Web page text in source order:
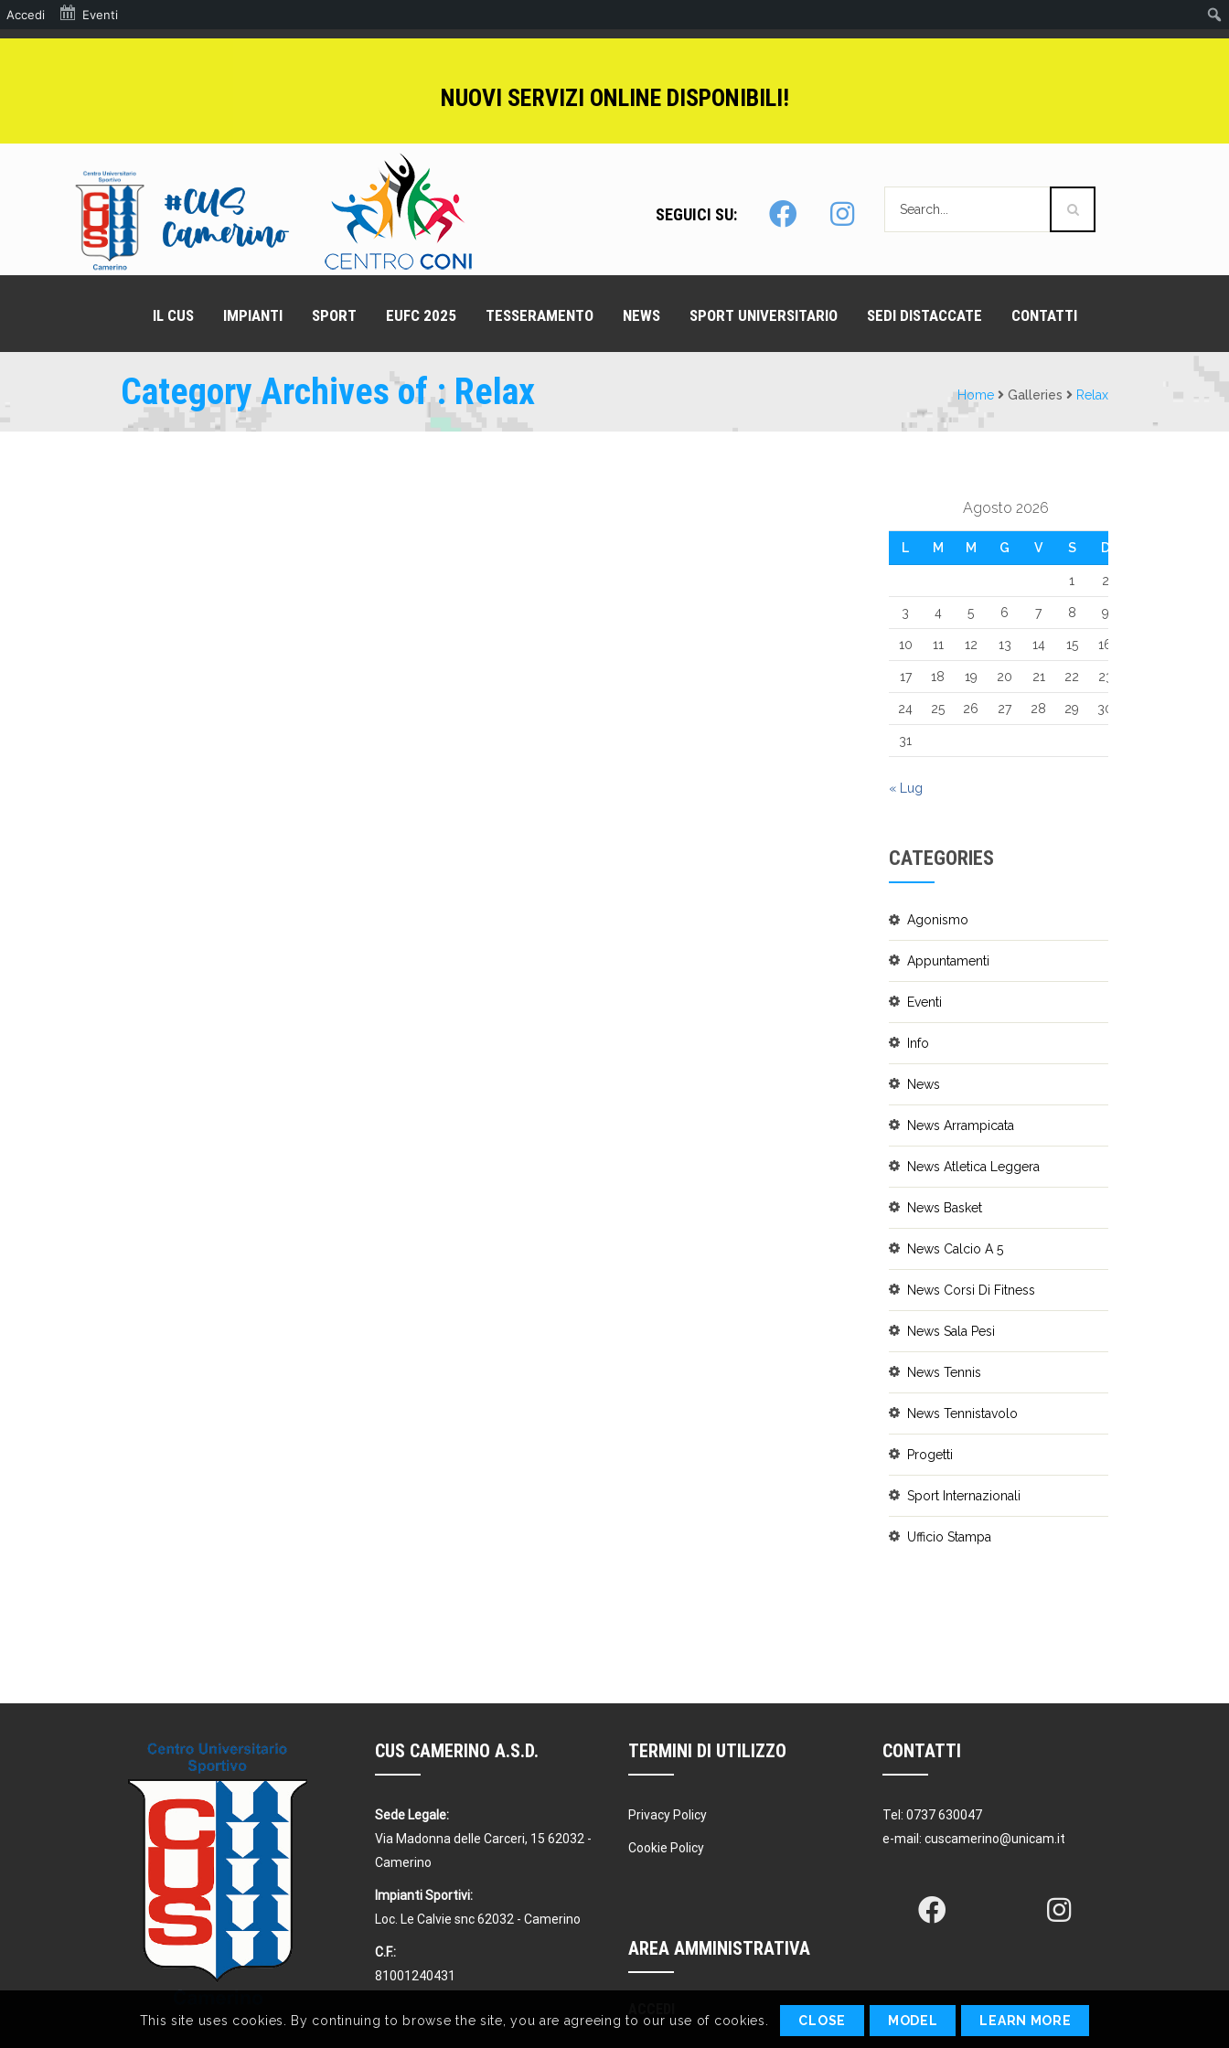
Accedi Eventi
NUOVI SERVIZI ONLINE DISPONIBILI!
SEGUICI SU:
IL CUS IMPIANTI SPORT EUFC 2025 TESSERAMENTO NEWS SPORT UNIVERSITARIO SEDI DISTACCATE CONTATTI
Category Archives of : Relax Home Galleries Relax
Agosto 2026
L M M G V S D
1 2
3 4 5 6 7 8 9
10 11 12 13 14 15 16
17 18 19 20 21 22 23
24 25 26 27 28 29 30
31
« Lug
CATEGORIES
Agonismo
Appuntamenti
Eventi
Info
News
News Arrampicata
News Atletica Leggera
News Basket
News Calcio A 5
News Corsi Di Fitness
News Sala Pesi
News Tennis
News Tennistavolo
Progetti
Sport Internazionali
Ufficio Stampa
CUS CAMERINO A.S.D.
Sede Legale:
Via Madonna delle Carceri, 15 62032 -
Camerino
Impianti Sportivi:
Loc. Le Calvie snc 62032 - Camerino
C.F.:
81001240431
TERMINI DI UTILIZZO
Privacy Policy
Cookie Policy
AREA AMMINISTRATIVA
CONTATTI
Tel: 0737 630047
e-mail: cuscamerino@unicam.it
This site uses cookies. By continuing to browse the site, you are agreeing to our use of cookies. CLOSE MODEL LEARN MORE